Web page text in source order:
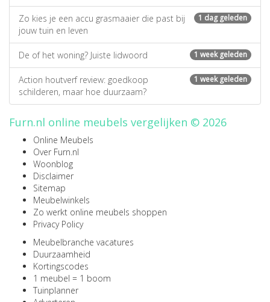
1 dag geleden
Zo kies je een accu grasmaaier die past bij
jouw tuin en leven
1 week geleden
De of het woning? Juiste lidwoord
1 week geleden
Action houtverf review: goedkoop
schilderen, maar hoe duurzaam?
Furn.nl online meubels vergelijken © 2026
Online Meubels
Over Furn.nl
Woonblog
Disclaimer
Sitemap
Meubelwinkels
Zo werkt online meubels shoppen
Privacy Policy
Meubelbranche vacatures
Duurzaamheid
Kortingscodes
1 meubel = 1 boom
Tuinplanner